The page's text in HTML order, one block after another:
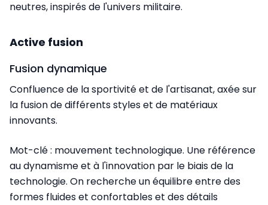
neutres, inspirés de l'univers militaire.
Active fusion
Fusion dynamique
Confluence de la sportivité et de l'artisanat, axée sur
la fusion de différents styles et de matériaux
innovants.
Mot-clé : mouvement technologique. Une référence
au dynamisme et à l'innovation par le biais de la
technologie. On recherche un équilibre entre des
formes fluides et confortables et des détails